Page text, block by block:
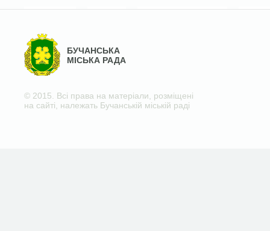
БУЧАНСЬКА
МІСЬКА РАДА
© 2015. Всі права на матеріали, розміщені
на сайті, належать Бучанській міській раді